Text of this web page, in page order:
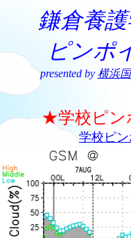
鎌倉養
ピンポ
presented by 横浜
★学校ピン
学校ピ